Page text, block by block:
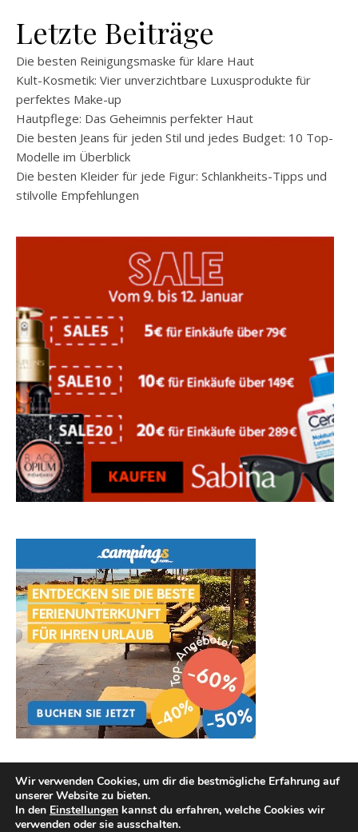
Letzte Beiträge
Die besten Reinigungsmaske für klare Haut
Kult-Kosmetik: Vier unverzichtbare Luxusprodukte für
perfektes Make-up
Hautpflege: Das Geheimnis perfekter Haut
Die besten Jeans für jeden Stil und jedes Budget: 10 Top-
Modelle im Überblick
Die besten Kleider für jede Figur: Schlankheits-Tipps und
stilvolle Empfehlungen
Wir verwenden Cookies, um dir die bestmögliche Erfahrung auf
unserer Website zu bieten.
In den Einstellungen kannst du erfahren, welche Cookies wir
verwenden oder sie ausschalten.